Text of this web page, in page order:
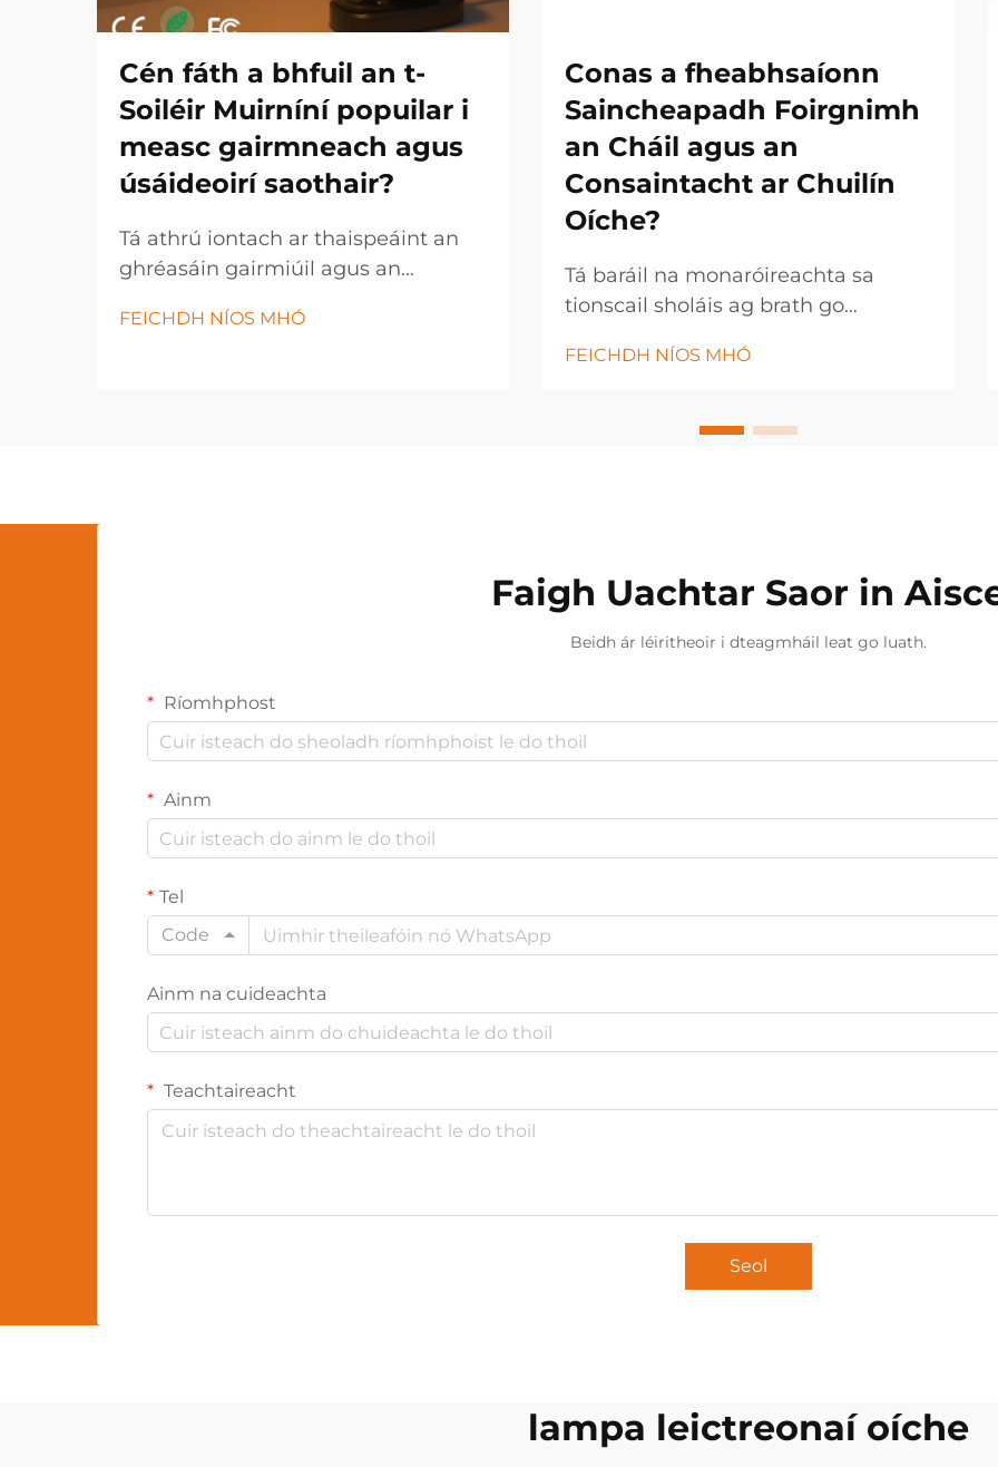
Cén fáth a bhfuil an t-
Soiléir Muirníní popuilar i
measc gairmneach agus
úsáideoirí saothair?
Tá athrú iontach ar thaispeáint an
ghréasáin gairmiúil agus an
soiléir muirníní ag teacht chun
FEICHDH NÍOS MHÓ
Conas a fheabhsaíonn
Saincheapadh Foirgnimh
an Cháil agus an
Consaintacht ar Chuilín
Oíche?
Tá baráil na monaróireachta sa
tionscail sholáis ag brath go
foirgnimh a chuireann cumhacht ar
táirge cothrom. Úsáideann
FEICHDH NÍOS MHÓ
Faigh Uachtar Saor in
Beidh ár léiritheoir i dteagmháil leat go luath.
Ríomhphost
Ainm
Tel
Code
Ainm na cuideachta
Teachtaireacht
Seol
lampa leictreonaí oíche